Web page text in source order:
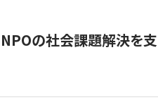
NPOの社会課題解決を